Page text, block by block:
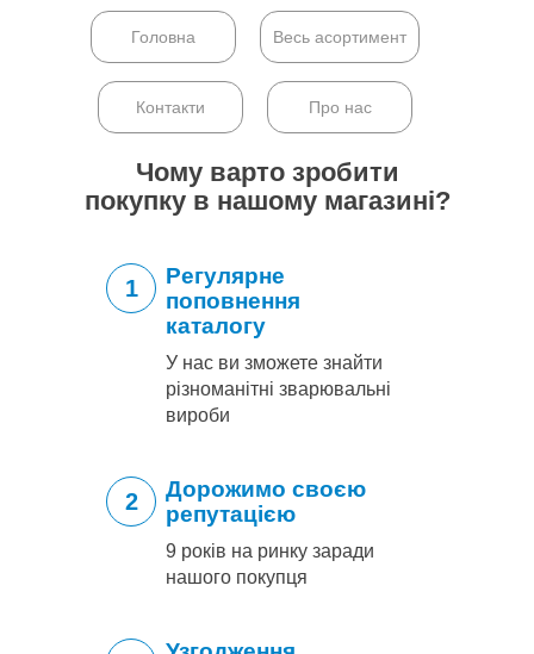
Головна Весь асортимент
Контакти Про нас
Чому варто зробити
покупку в нашому магазині?
1
Регулярне
поповнення
каталогу
У нас ви зможете знайти
різноманітні зварювальні
вироби
2
Дорожимо своєю
репутацією
9 років на ринку заради
нашого покупця